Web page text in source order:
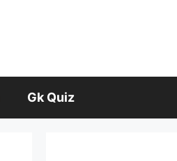
Gk Quiz